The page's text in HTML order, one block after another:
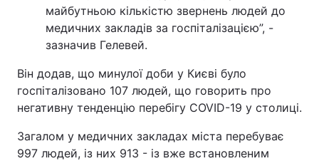
майбутньою кількістю звернень людей до
медичних закладів за госпіталізацією”, -
зазначив Гелевей.
Він додав, що минулої доби у Києві було
госпіталізовано 107 людей, що говорить про
негативну тенденцію перебігу COVID-19 у столиці.
Загалом у медичних закладах міста перебуває
997 людей, із них 913 - із вже встановленим